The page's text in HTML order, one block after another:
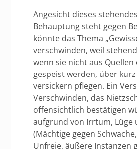
Angesicht dieses
Behauptung steht gegen
könnte das Thema
verschwinden, weil
wenn sie nicht aus Quellen
gespeist werden, über
versickern pflegen. Ein
Verschwinden, das
offensichtlich bestätigen
aufgrund von Irrtum, Lüge
(Mächtige gegen
Unfreie, äußere Instanzen